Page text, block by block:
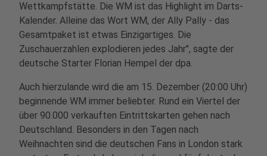
Wettkampfstätte. Die WM ist das Highlight im Darts-
Kalender. Alleine das Wort WM, der Ally Pally - das
Gesamtpaket ist etwas Einzigartiges. Die
Zuschauerzahlen explodieren jedes Jahr", sagte der
deutsche Starter Florian Hempel der dpa.
Auch hierzulande wird die am 15. Dezember (20:00 Uhr)
beginnende WM immer beliebter. Rund ein Viertel der
über 90.000 verkauften Eintrittskarten gehen nach
Deutschland. Besonders in den Tagen nach
Weihnachten sind die deutschen Fans in London stark